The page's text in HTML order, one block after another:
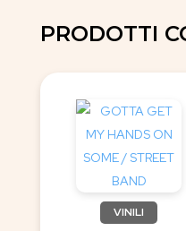
PRODOTTI
VINILI